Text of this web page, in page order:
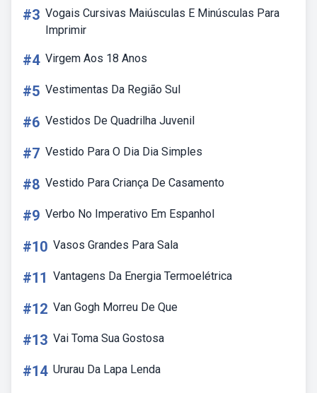
#3 Vogais Cursivas Maiúsculas E Minúsculas Para
Imprimir
#4 Virgem Aos 18 Anos
#5 Vestimentas Da Região Sul
#6 Vestidos De Quadrilha Juvenil
#7 Vestido Para O Dia Dia Simples
#8 Vestido Para Criança De Casamento
#9 Verbo No Imperativo Em Espanhol
#10 Vasos Grandes Para Sala
#11 Vantagens Da Energia Termoelétrica
#12 Van Gogh Morreu De Que
#13 Vai Toma Sua Gostosa
#14 Ururau Da Lapa Lenda